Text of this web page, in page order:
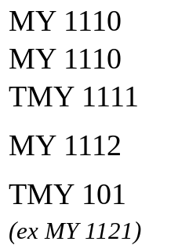
MY 1110
MY 1110
TMY 1111
MY 1112
TMY 101
(ex MY 1121)